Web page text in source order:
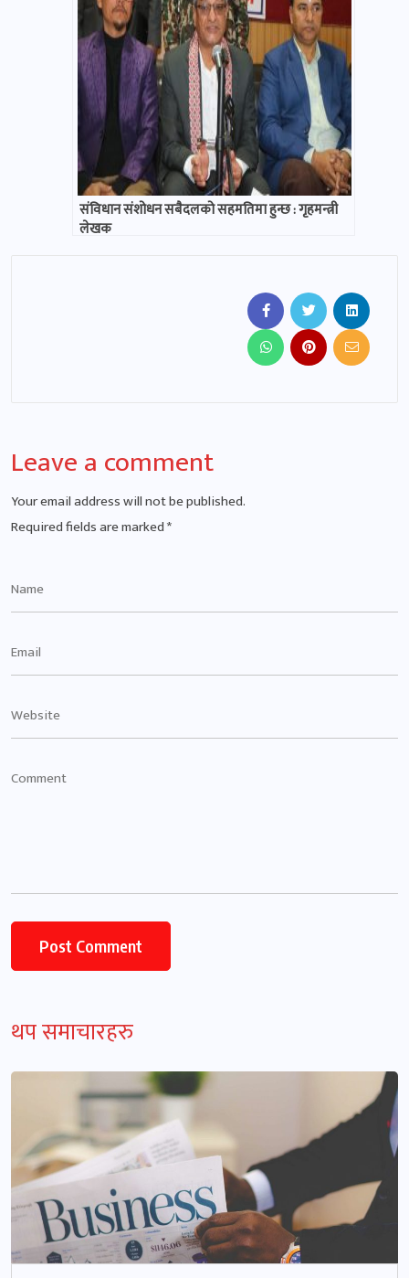
संविधान संशोधन सबैदलको सहमतिमा हुन्छ : गृहमन्त्री
लेखक
Leave a comment
Your email address will not be published.
Required fields are marked*
थप समाचारहरु